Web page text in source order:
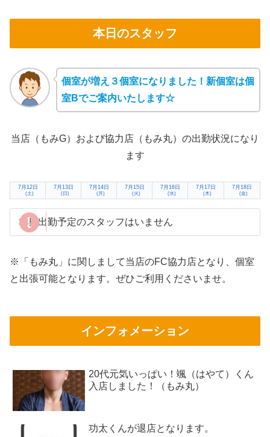
本日のスタッフ
個室が増え３個室になりました！新個室は個
室Bでご案内いたします☆
当店（もみG）および協力店（もみ丸）の出勤状況になり
ます
7月12日
(土)
7月13日
(日)
7月14日
(月)
7月15日
(火)
7月16日
(水)
7月17日
(木)
7月18日
(金)
本日出勤予定のスタッフはいません
※「もみ丸」に関しまして当店のFC協力店となり、個室
と出張可能となります。ぜひご利用くださいませ。
インフォメーション
20代元気いっぱい！颯（はやて）くん
入店しました！（もみ丸）
功太くんが退店となります。